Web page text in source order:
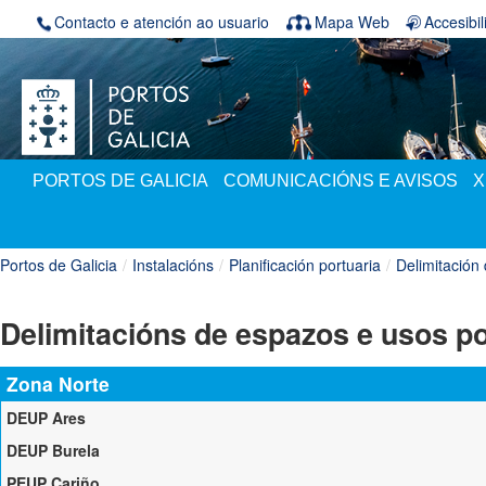
Skip to ContentContacto e atención ao usuario Mapa Web
PORTOS DE GALICIA COMUNICACIÓNS E AVISOS
Portos de Galicia / Instalacións / Planificación portuaria /
Delimitacións de espazos e usos
Zona Norte
DEUP Ares
Documentación:
RESOLUCIÓN do 3 de xuño de 2013 pola que se aproba o documento
DEUP Burela
Documentación: